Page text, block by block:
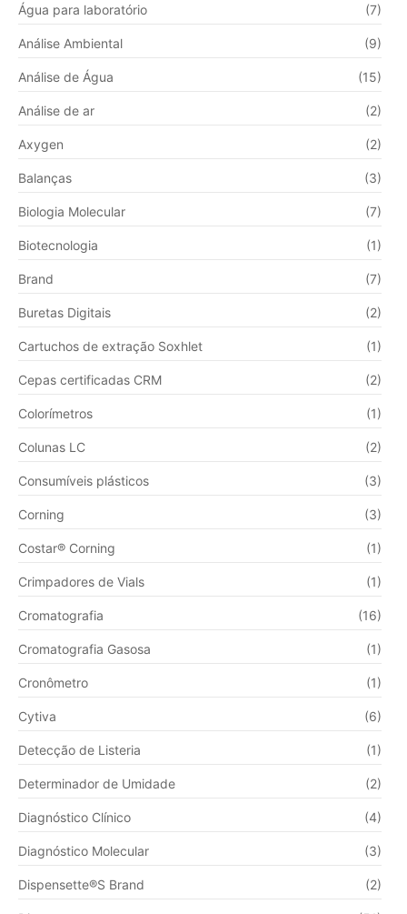
Água para laboratório (7)
Análise Ambiental (9)
Análise de Água (15)
Análise de ar (2)
Axygen (2)
Balanças (3)
Biologia Molecular (7)
Biotecnologia (1)
Brand (7)
Buretas Digitais (2)
Cartuchos de extração Soxhlet (1)
Cepas certificadas CRM (2)
Colorímetros (1)
Colunas LC (2)
Consumíveis plásticos (3)
Corning (3)
Costar® Corning (1)
Crimpadores de Vials (1)
Cromatografia (16)
Cromatografia Gasosa (1)
Cronômetro (1)
Cytiva (6)
Detecção de Listeria (1)
Determinador de Umidade (2)
Diagnóstico Clínico (4)
Diagnóstico Molecular (3)
Dispensette®S Brand (2)